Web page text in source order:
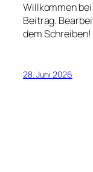
Willkommen
Beitrag.
dem Schreiben!
28. Juni 2026